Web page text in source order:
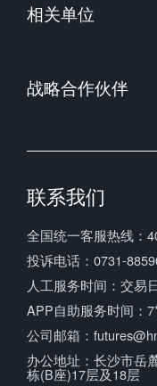
中国金融期货交易所
大连商品交易所
相关单位
中国期货业协会
战略合作伙伴
联系我们
全国统一客服热线：
投诉电话：0731-
人工服务时间：交易
APP自助服务时间：
公司邮箱：
办公地址：长沙市岳
栋(B座)17层及18层